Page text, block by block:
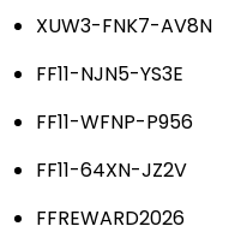
XUW3-FNK7-AV8N
FF11-NJN5-YS3E
FF11-WFNP-P956
FF11-64XN-JZ2V
FFREWARD2026